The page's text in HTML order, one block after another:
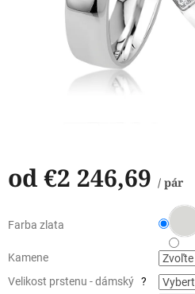
od€2 246,69 / pár
cena:
Farba zlata
Kamene
Velikost prstenu - dámský ?